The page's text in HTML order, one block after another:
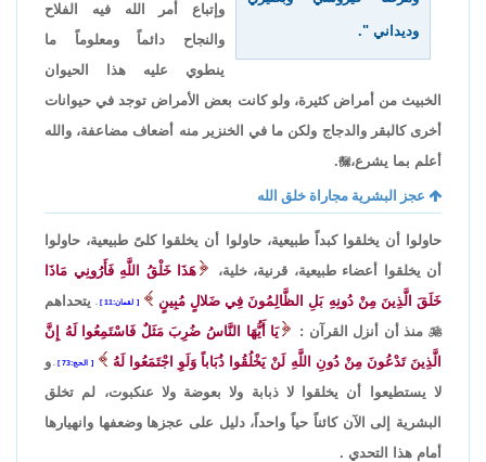
وديداني ".
وإتباع أمر الله فيه الفلاح
والنجاح دائماً ومعلوماً ما
ينطوي عليه هذا الحيوان
الخبيث من أمراض كثيرة، ولو كانت بعض الأمراض توجد في حيوانات
أخرى كالبقر والدجاج ولكن ما في الخنزير منه أضعاف مضاعفة، والله
أعلم بما يشرع،
.
عجز البشرية مجاراة خلق الله
حاولوا أن يخلقوا كبداً طبيعية، حاولوا أن يخلقوا كلىً طبيعية، حاولوا
أن يخلقوا أعضاء طبيعية، قرنية، خلية،
هَذَا خَلْقُ اللَّهِ فَأَرُونِي مَاذَا
خَلَقَ الَّذِينَ مِنْ دُونِهِ بَلِ الظَّالِمُونَ فِي ضَلالٍ مُبِينٍ
لقمان:11
يتحداهم
منذ أن أنزل القرآن :
يَا أَيُّهَا النَّاسُ ضُرِبَ مَثَلٌ فَاسْتَمِعُوا لَهُ إِنَّ
الَّذِينَ تَدْعُونَ مِنْ دُونِ اللَّهِ لَنْ يَخْلُقُوا ذُبَاباً وَلَوِ اجْتَمَعُوا لَهُ
الحج:73
و
لا يستطيعوا أن يخلقوا لا ذبابة ولا بعوضة ولا عنكبوت، لم تخلق
البشرية إلى الآن كائناً حياً واحداً، دليل على عجزها وضعفها وانهيارها
أمام هذا التحدي .